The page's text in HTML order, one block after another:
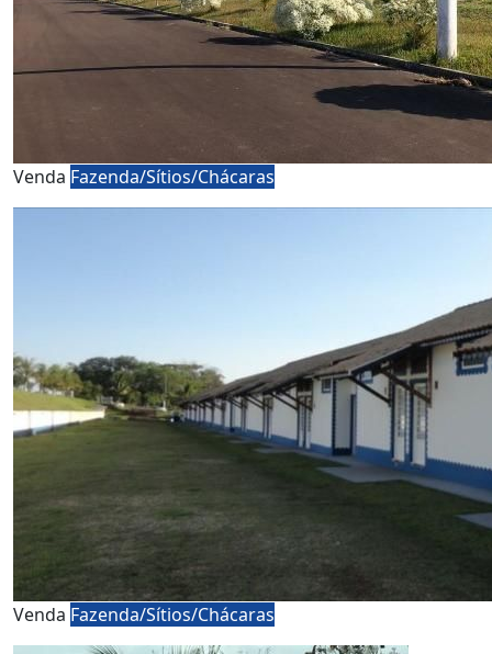
Venda Fazenda/Sítios/Chácaras
Venda Fazenda/Sítios/Chácaras